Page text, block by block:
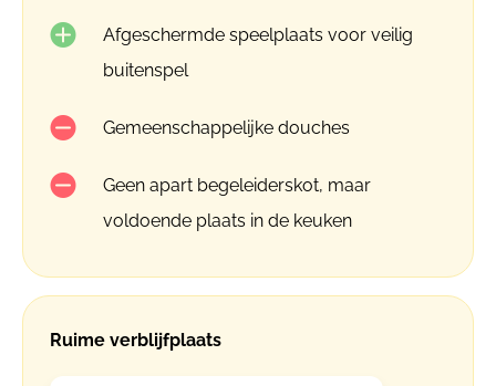
Afgeschermde speelplaats voor veilig
buitenspel
Gemeenschappelijke douches
Geen apart begeleiderskot, maar
voldoende plaats in de keuken
Ruime verblijfplaats